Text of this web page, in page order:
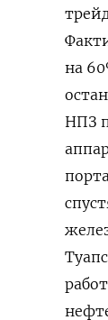
на
‌НПЗ